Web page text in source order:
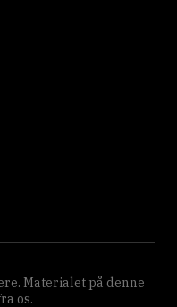
Materialet på denne
os.